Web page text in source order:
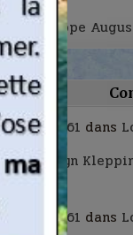
Philippe
Marie61 dans
Kathryn
Marie61 dans